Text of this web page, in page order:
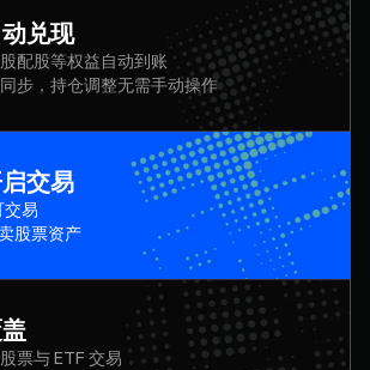
兑现
配股等权益自动到账
步，持仓调整无需手动操作
交易
交易
股票资产
票与 ETF 交易